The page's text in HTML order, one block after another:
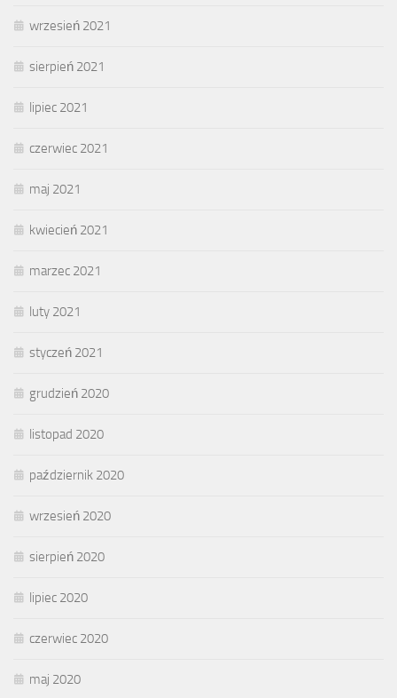
wrzesień 2021
sierpień 2021
lipiec 2021
czerwiec 2021
maj 2021
kwiecień 2021
marzec 2021
luty 2021
styczeń 2021
grudzień 2020
listopad 2020
październik 2020
wrzesień 2020
sierpień 2020
lipiec 2020
czerwiec 2020
maj 2020